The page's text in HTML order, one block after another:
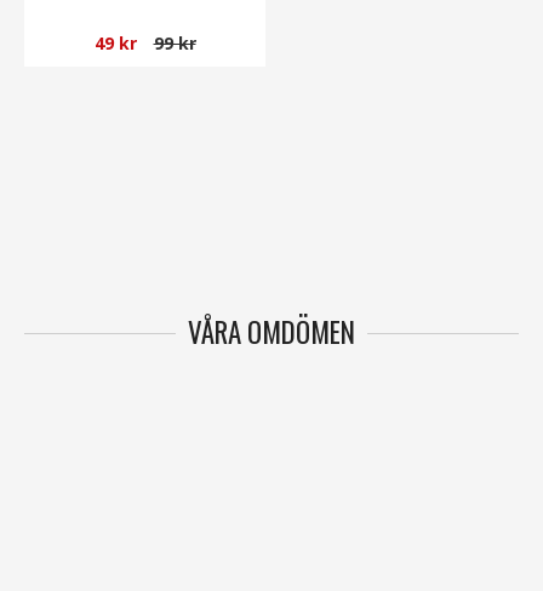
49 kr 99 kr
VÅRA OMDÖMEN